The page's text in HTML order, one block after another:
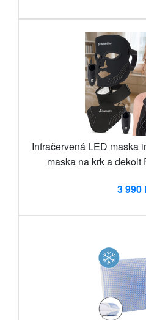
Infračervená LED maska
maska na krk a
3 990